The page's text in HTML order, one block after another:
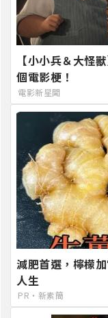
【小小兵＆大怪
個電影梗！
電影新星聞
減肥首選，檸檬
人生
PR・新素簡